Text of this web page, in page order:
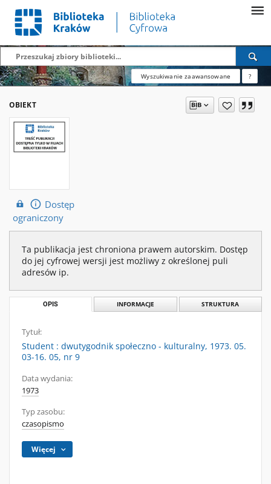
Wyszukiwanie zaawansowane ?
OBIEKT
Dostęp
ograniczony
Ta publikacja jest chroniona prawem autorskim. Dostęp
do jej cyfrowej wersji jest możliwy z określonej puli
adresów ip.
OPIS INFORMACJE STRUKTURA
Tytuł:
Student : dwutygodnik społeczno - kulturalny, 1973. 05.
03-16. 05, nr 9
Data wydania:
1973
Typ zasobu:
czasopismo
Więcej